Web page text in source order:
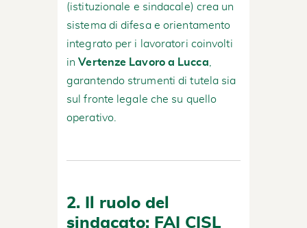
(istituzionale e sindacale) crea un
sistema di difesa e orientamento
integrato per i lavoratori coinvolti
inVertenze Lavoro a Lucca
garantendo strumenti di tutela sia
sul fronte legale che su quello
operativo.
2. Il ruolo del
sindacato: FAI CISL